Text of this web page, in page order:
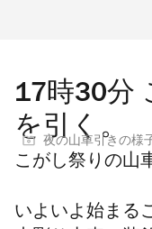
17時30分
を引く。
夜の山車引きの様
こがし祭りの山
いよいよ始まる